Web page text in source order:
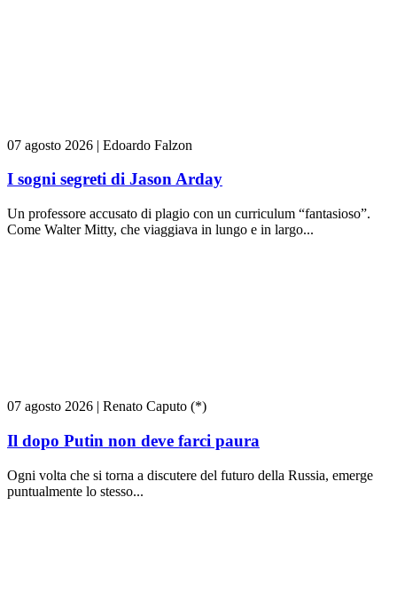
07 agosto 2026 | Edoardo Falzon
I sogni segreti di Jason Arday
Un professore accusato di plagio con un curriculum “fantasioso”.
Come Walter Mitty, che viaggiava in lungo e in largo...
07 agosto 2026 | Renato Caputo (*)
Il dopo Putin non deve farci paura
Ogni volta che si torna a discutere del futuro della Russia, emerge
puntualmente lo stesso...